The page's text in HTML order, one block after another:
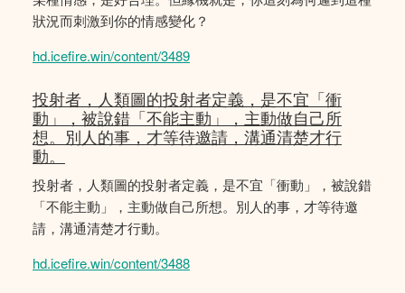
狀況而刺激到你的情感變化？
hd.icefire.win/content/3489
投射者，人類圖的投射者定義，是不宜「衝
動」，被說錯「不能主動」，主動做自己所
想。別人的事，才等待邀請，溝通清楚才行
動。
投射者，人類圖的投射者定義，是不宜「衝動」，被說錯
「不能主動」，主動做自己所想。別人的事，才等待邀
請，溝通清楚才行動。
hd.icefire.win/content/3488